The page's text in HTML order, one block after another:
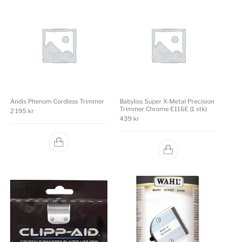
Andis Phenom Cordless Trimmer
2 195 kr
Babyliss Super X-Metal Precision
Trimmer Chrome E116E (1 stk)
439 kr